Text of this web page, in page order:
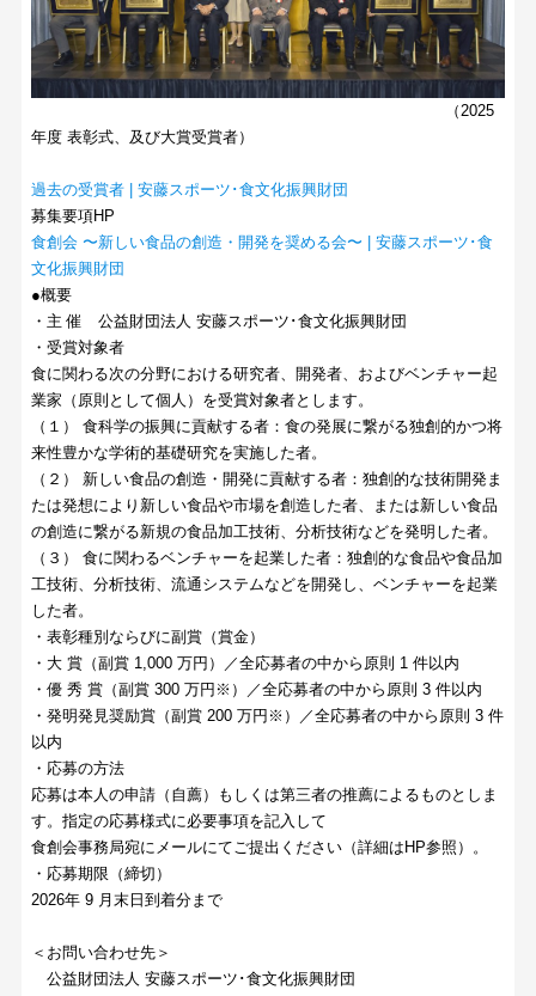
（2025
年度 表彰式、及び大賞受賞者）
過去の受賞者 | 安藤スポーツ･食文化振興財団
募集要項HP
食創会 〜新しい食品の創造・開発を奨める会〜 | 安藤スポーツ･食
文化振興財団
●概要
・主 催 公益財団法人 安藤スポーツ･食文化振興財団
・受賞対象者
食に関わる次の分野における研究者、開発者、およびベンチャー起
業家（原則として個人）を受賞対象者とします。
（１） 食科学の振興に貢献する者：食の発展に繋がる独創的かつ将
来性豊かな学術的基礎研究を実施した者。
（２） 新しい食品の創造・開発に貢献する者：独創的な技術開発ま
たは発想により新しい食品や市場を創造した者、または新しい食品
の創造に繋がる新規の食品加工技術、分析技術などを発明した者。
（３） 食に関わるベンチャーを起業した者：独創的な食品や食品加
工技術、分析技術、流通システムなどを開発し、ベンチャーを起業
した者。
・表彰種別ならびに副賞（賞金）
・大 賞（副賞 1,000 万円）／全応募者の中から原則 1 件以内
・優 秀 賞（副賞 300 万円※）／全応募者の中から原則 3 件以内
・発明発見奨励賞（副賞 200 万円※）／全応募者の中から原則 3 件
以内
・応募の方法
応募は本人の申請（自薦）もしくは第三者の推薦によるものとしま
す。指定の応募様式に必要事項を記入して
食創会事務局宛にメールにてご提出ください（詳細はHP参照）。
・応募期限（締切）
2026年 9 月末日到着分まで
＜お問い合わせ先＞
公益財団法人 安藤スポーツ･食文化振興財団